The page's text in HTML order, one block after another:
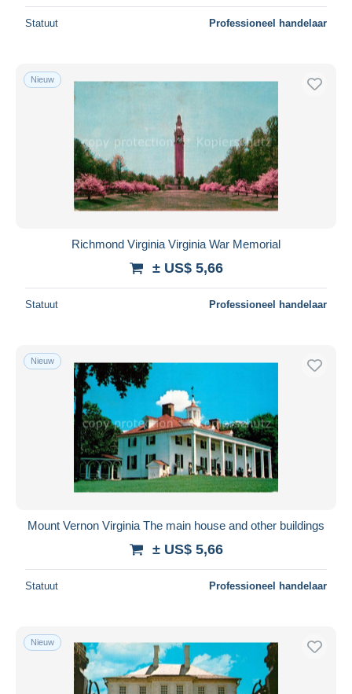
Statuut Professioneel handelaar
Nieuw
Richmond Virginia Virginia War Memorial
± US$ 5,66
Statuut Professioneel handelaar
Nieuw
Mount Vernon Virginia The main house and other buildings
± US$ 5,66
Statuut Professioneel handelaar
Nieuw